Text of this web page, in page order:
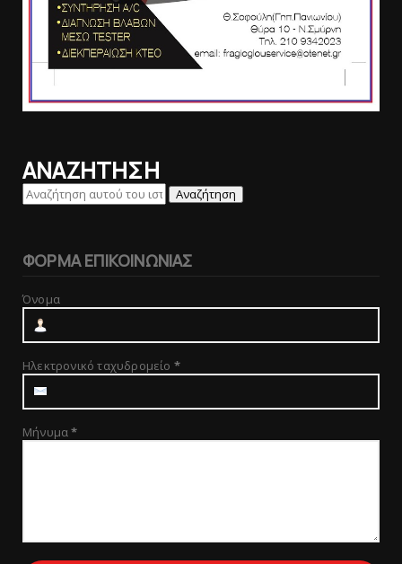
ΑΝΑΖΗΤΗΣΗ
ΦΟΡΜΑ ΕΠΙΚΟΙΝΩΝΙΑΣ
Όνομα
Ηλεκτρονικό ταχυδρομείο *
Μήνυμα*